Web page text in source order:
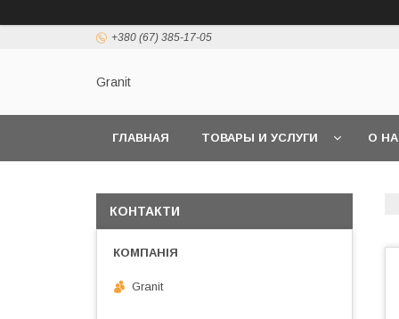
+380 (67) 385-17-05
Granit
ГЛАВНАЯ ТОВАРЫ И УСЛУГИ О
КОНТАКТИ
Granit